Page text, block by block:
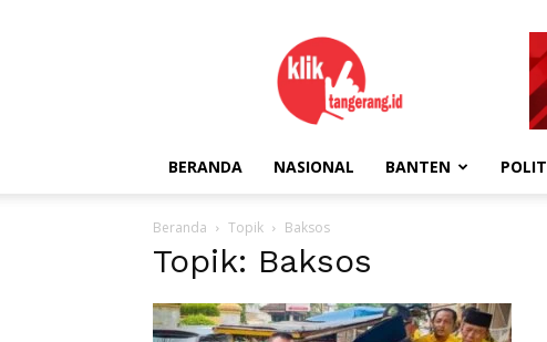
kliktangerang.id
BERANDA NASIONAL BANTEN
Beranda Topik Baksos
Topik: Baksos